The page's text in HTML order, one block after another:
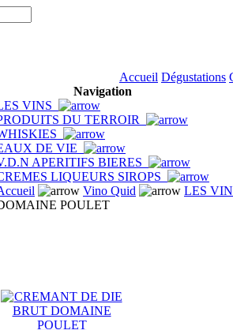
Accueil Dégustations
Navigation
VINS
DU TERROIR
DE VIE
APERITIFS BIERES
LIQUEURS SIROPS
Vino Quid
LES
POULET